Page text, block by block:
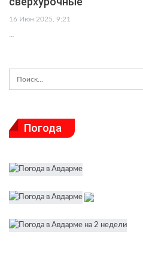
16 Июн 2025, 9:21
…
Погода